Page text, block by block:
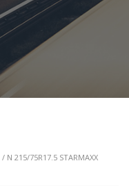
/ N 215/75R17.5 STARMAXX